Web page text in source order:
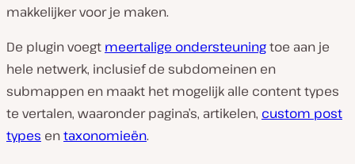
makkelijker voor je maken.
De plugin voegt meertalige ondersteuningtoe aan je
hele netwerk, inclusief de subdomeinen en
submappen en maakt het mogelijk alle content types
te vertalen, waaronder pagina’s, artikelen, custom post
types entaxonomieën.